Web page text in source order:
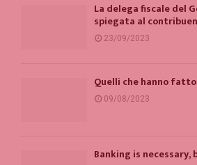
La delega fiscale del
spiegata al
23/09/2023
Quelli che hanno
09/08/2023
Banking is necessary,